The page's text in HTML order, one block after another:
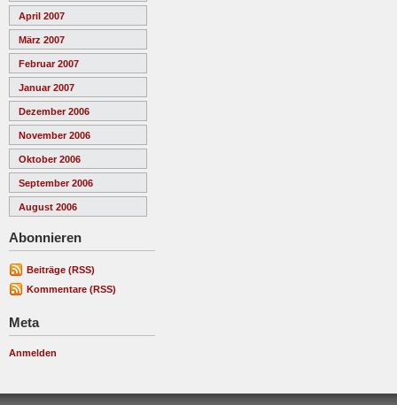
April 2007
März 2007
Februar 2007
Januar 2007
Dezember 2006
November 2006
Oktober 2006
September 2006
August 2006
Abonnieren
Beiträge (RSS)
Kommentare (RSS)
Meta
Anmelden